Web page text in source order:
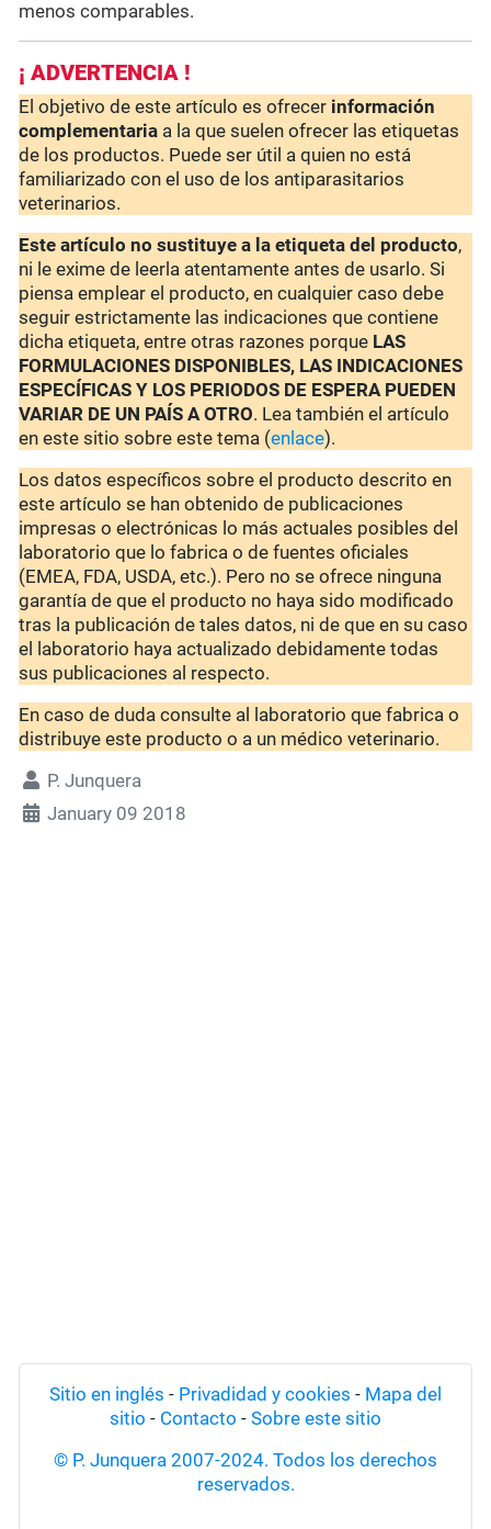
menos comparables.
¡ ADVERTENCIA !
El objetivo de este artículo es ofrecer información
complementaria a la que suelen ofrecer las etiquetas
de los productos. Puede ser útil a quien no está
familiarizado con el uso de los antiparasitarios
veterinarios.
Este artículo no sustituye a la etiqueta del producto,
ni le exime de leerla atentamente antes de usarlo. Si
piensa emplear el producto, en cualquier caso debe
seguir estrictamente las indicaciones que contiene
dicha etiqueta, entre otras razones porque LAS
FORMULACIONES DISPONIBLES, LAS INDICACIONES
ESPECÍFICAS Y LOS PERIODOS DE ESPERA PUEDEN
VARIAR DE UN PAÍS A OTRO. Lea también el artículo
en este sitio sobre este tema (enlace).
Los datos específicos sobre el producto descrito en
este artículo se han obtenido de publicaciones
impresas o electrónicas lo más actuales posibles del
laboratorio que lo fabrica o de fuentes oficiales
(EMEA, FDA, USDA, etc.). Pero no se ofrece ninguna
garantía de que el producto no haya sido modificado
tras la publicación de tales datos, ni de que en su caso
el laboratorio haya actualizado debidamente todas
sus publicaciones al respecto.
En caso de duda consulte al laboratorio que fabrica o
distribuye este producto o a un médico veterinario.
P. Junquera
January 09 2018
Sitio en inglés - Privadidad y cookies - Mapa del
sitio - Contacto - Sobre este sitio
© P. Junquera 2007-2024. Todos los derechos
reservados.